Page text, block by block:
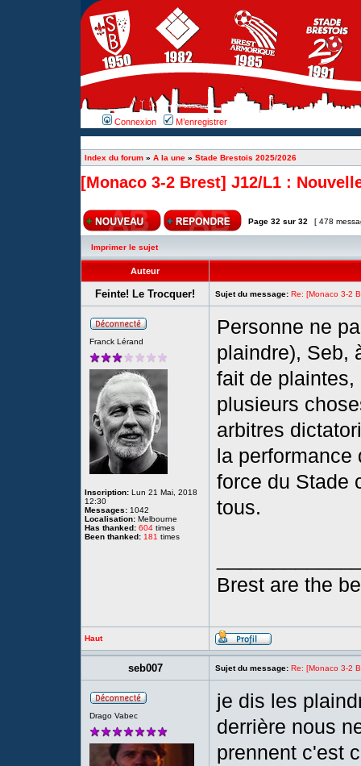
Connexion M’enregistrer
Index du forum » A la une » Stade Brestois 2025/2026
[Monaco 3-2 Brest] J12/L1 :
Page 32 sur 32 [ 478
Imprimer le sujet
Auteur
Feinte! Le Trocquer! Sujet du message: Re: [Monaco 3-2
Franck Lérand
Inscription: Lun 21 Mai, 2018
12:30
Messages: 1042
Localisation: Melbourne
Has thanked: 604 times
Been thanked: 181 times
Personne ne
plaindre), Seb,
fait de
plusieurs
arbitres
la performance
force du Stade
tous.
Brest are the
Haut
seb007 Sujet du message: Re: [Monaco 3-2
Drago Vabec
je dis les
derrière nous
prennent c'est